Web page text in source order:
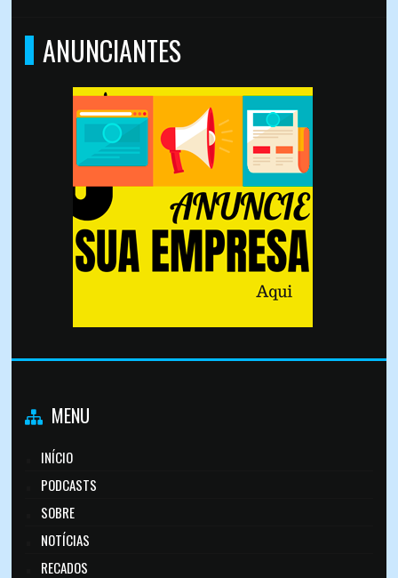
ANUNCIANTES
MENU
INÍCIO
PODCASTS
SOBRE
NOTÍCIAS
RECADOS